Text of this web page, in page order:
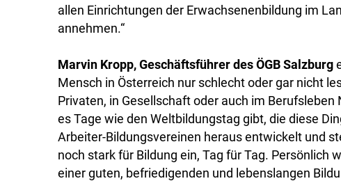
allen Einrichtungen der Erwachsenenbildung im
annehmen.“
Marvin Kropp, Geschäftsführer des ÖGB Salzburg
Mensch in Österreich nur schlecht oder gar nicht
Privaten, in Gesellschaft oder auch im
es Tage wie den Weltbildungstag gibt, die diese
Arbeiter-Bildungsvereinen heraus entwickelt und
noch stark für Bildung ein, Tag für Tag. Persönlich
einer guten, befriedigenden und lebenslangen